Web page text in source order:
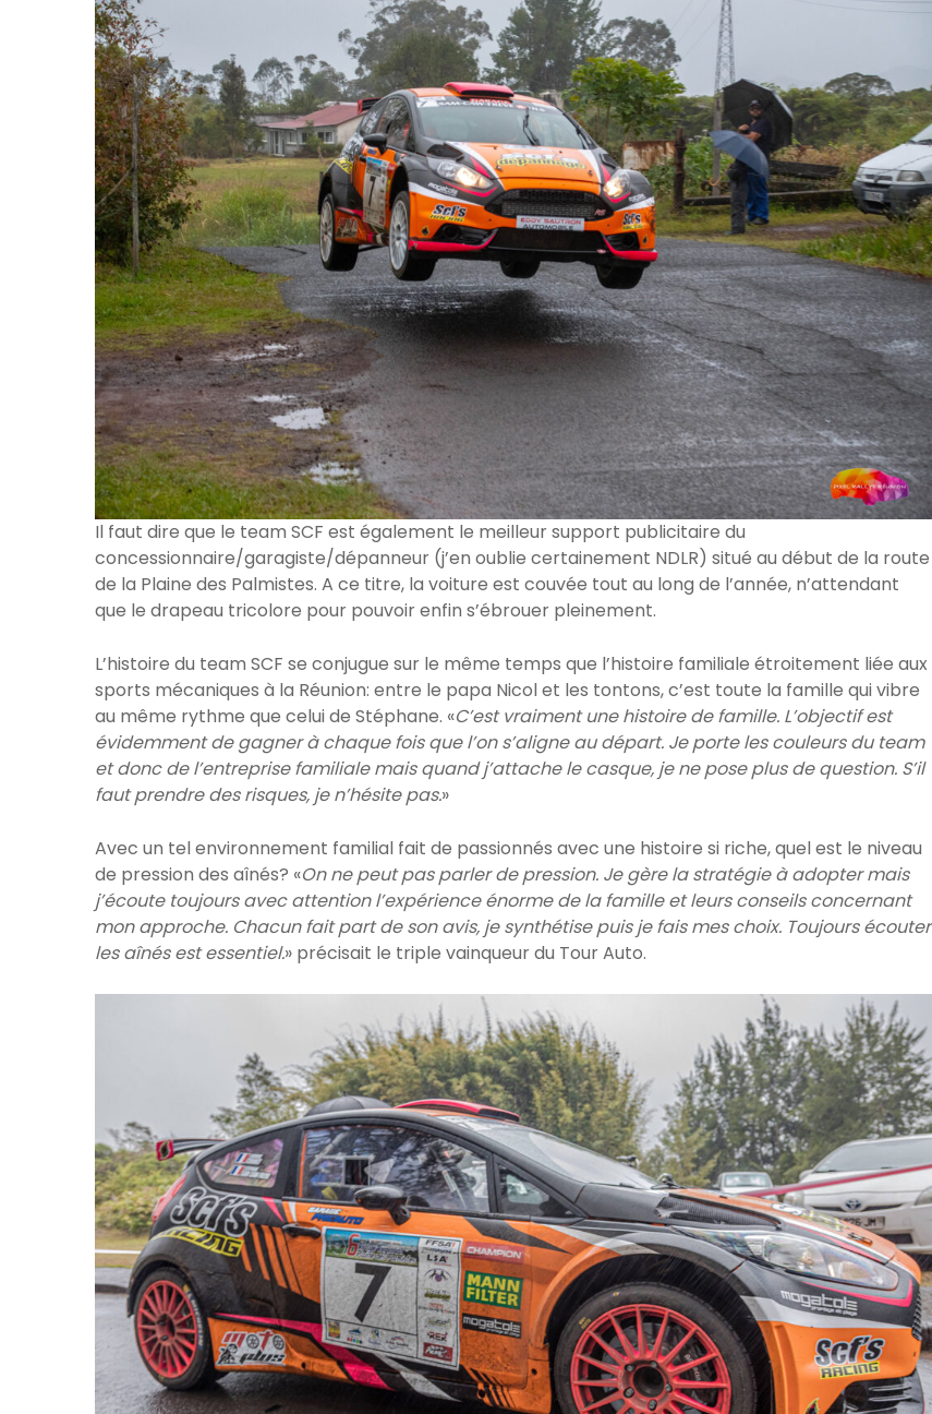
Il faut dire que le team SCF est également le meilleur support publicitaire du
concessionnaire/garagiste/dépanneur (j’en oublie certainement NDLR) situé au début de la route
de la Plaine des Palmistes. A ce titre, la voiture est couvée tout au long de l’année, n’attendant
que le drapeau tricolore pour pouvoir enfin s’ébrouer pleinement.
L’histoire du team SCF se conjugue sur le même temps que l’histoire familiale étroitement liée aux
sports mécaniques à la Réunion: entre le papa Nicol et les tontons, c’est toute la famille qui vibre
au même rythme que celui de Stéphane. «C’est vraiment une histoire de famille. L’objectif est
évidemment de gagner à chaque fois que l’on s’aligne au départ. Je porte les couleurs du team
et donc de l’entreprise familiale mais quand j’attache le casque, je ne pose plus de question. S’il
faut prendre des risques, je n’hésite pas.»
Avec un tel environnement familial fait de passionnés avec une histoire si riche, quel est le niveau
de pression des aînés? «On ne peut pas parler de pression. Je gère la stratégie à adopter mais
j’écoute toujours avec attention l’expérience énorme de la famille et leurs conseils concernant
mon approche. Chacun fait part de son avis, je synthétise puis je fais mes choix. Toujours écouter
les aînés est essentiel.» précisait le triple vainqueur du Tour Auto.